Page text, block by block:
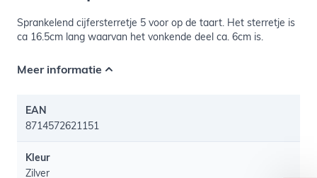
Sprankelend cijfersterretje 5 voor op de taart. Het sterretje is
ca 16.5cm lang waarvan het vonkende deel ca. 6cm is.
Meer informatie
EAN
8714572621151
Kleur
Zilver